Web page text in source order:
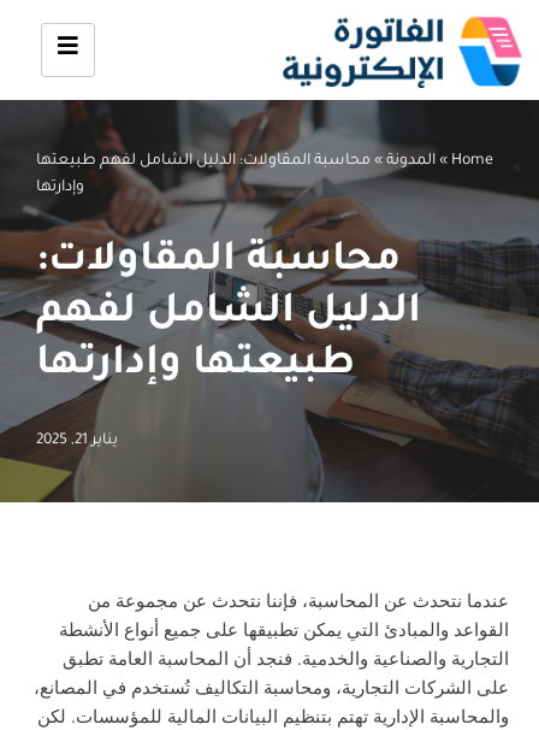
تخطى
Home
» المدونة » محاسبة المقاولات: الدليل الشامل لفهم طبيعتها
وإدارتها
محاسبة المقاولات:
الدليل الشامل لفهم
طبيعتها وإدارتها
يناير 21, 2025
عندما نتحدث عن المحاسبة، فإننا نتحدث عن مجموعة من
القواعد والمبادئ التي يمكن تطبيقها على جميع أنواع الأنشطة
التجارية والصناعية والخدمية. فنجد أن المحاسبة العامة تطبق
على الشركات التجارية، ومحاسبة التكاليف تُستخدم في المصانع،
والمحاسبة الإدارية تهتم بتنظيم البيانات المالية للمؤسسات. لكن